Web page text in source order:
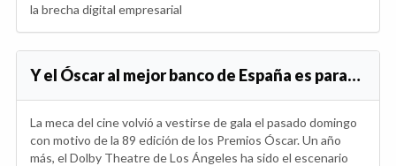
la brecha digital empresarial
Y el Óscar al mejor banco de España es para…
La meca del cine volvió a vestirse de gala el pasado domingo
con motivo de la 89 edición de los Premios Óscar. Un año
más, el Dolby Theatre de Los Ángeles ha sido el escenario